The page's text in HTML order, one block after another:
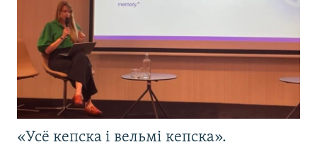
«Усё кепска і вельмі кепска».